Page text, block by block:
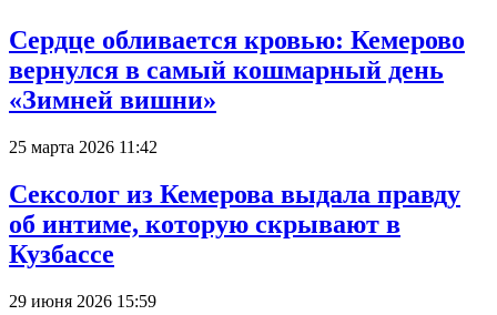
Сердце обливается кровью: Кемерово
вернулся в самый кошмарный день
«Зимней вишни»
25 марта 2026 11:42
Сексолог из Кемерова выдала правду
об интиме, которую скрывают в
Кузбассе
29 июня 2026 15:59